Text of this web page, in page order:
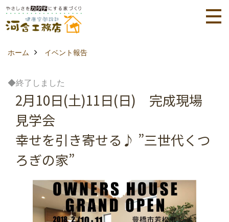
ホーム イベント報告
◆終了しました
2月10日(土)11日(日) 完成現場
見学会
幸せを引き寄せる♪ ”三世代くつ
ろぎの家”